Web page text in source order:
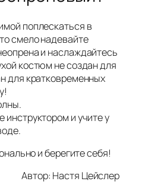
поплескаться в
смело надевайте
и наслаждайтесь
костюм не создан для
для кратковременных
инструктором и учите у
и берегите себя!
Автор: Настя Цейслер